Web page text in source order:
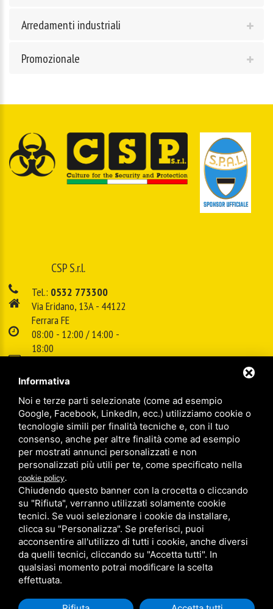
Arredamenti industriali
Promozionale
CSP S.r.l.
Tel.: 0532 773300
Via Eridano, 13A - 44122
Ferrara FE
08:00 - 12:00 / 14:00 -
18:00
info@cspsrl.biz
Sitemap / Privacy policy/Legal
Informativa
Noi e terze parti selezionate (come ad esempio
Google, Facebook, LinkedIn, ecc.) utilizziamo cookie o
tecnologie simili per finalità tecniche e, con il tuo
consenso, anche per altre finalità come ad esempio
per mostrati annunci personalizzati e non
personalizzati più utili per te, come specificato nella
cookie policy.
Chiudendo questo banner con la crocetta o cliccando
su "Rifiuta", verranno utilizzati solamente cookie
tecnici. Se vuoi selezionare i cookie da installare,
clicca su "Personalizza". Se preferisci, puoi
acconsentire all'utilizzo di tutti i cookie, anche diversi
da quelli tecnici, cliccando su "Accetta tutti". In
qualsiasi momento potrai modificare la scelta
effettuata.